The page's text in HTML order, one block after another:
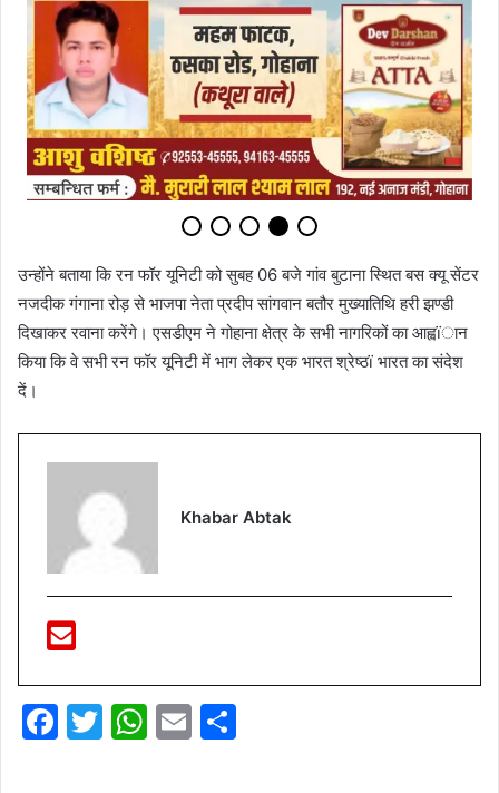
उन्होंने बताया कि रन फॉर यूनिटी को सुबह 06 बजे गांव बुटाना स्थित बस क्यू सेंटर
नजदीक गंगाना रोड़ से भाजपा नेता प्रदीप सांगवान बतौर मुख्यातिथि हरी झण्डी
दिखाकर रवाना करेंगे। एसडीएम ने गोहाना क्षेत्र के सभी नागरिकों का आह्वïान
किया कि वे सभी रन फॉर यूनिटी में भाग लेकर एक भारत श्रेष्ठï भारत का संदेश
दें।
Khabar Abtak
F
T
W E